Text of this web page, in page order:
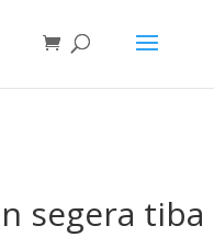
segera tiba